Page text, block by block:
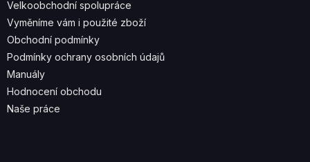
R
V
Velkoobchodní spolupráce
Vyměníme vám i použité zboží
Obchodní podmínky
Podmínky ochrany osobních údajů
Manuály
Hodnocení obchodu
Naše práce